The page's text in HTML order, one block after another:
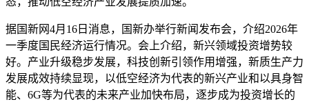
据国新网4月16日消息，国新办举行新闻发布会，介绍2026年
一季度国民经济运行情况。会上介绍，新兴领域投资增势较
好。产业升级稳步发展，科技创新引领作用增强，新质生产力
发展成效持续显现，以低空经济为代表的新兴产业和以具身智
能、6G等为代表的未来产业加快布局，逐步成为投资增长的